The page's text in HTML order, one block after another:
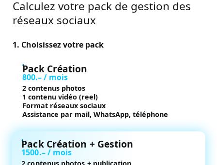
Calculez votre pack de gestion des
réseaux sociaux
1. Choisissez votre pack
Pack Création
800.– / mois
2 contenus photos
1 contenu vidéo (reel)
Format réseaux sociaux
Assistance par mail, WhatsApp, téléphone
Pack Création + Gestion
1500.– / mois